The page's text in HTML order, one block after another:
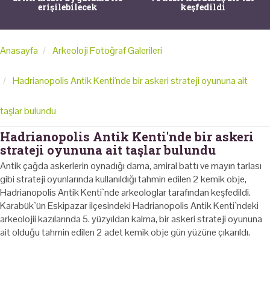
erişilebilecek keşfedildi
Anasayfa Arkeoloji Fotoğraf Galerileri
Hadrianopolis Antik Kenti'nde bir askeri strateji oyununa ait
taşlar bulundu
Hadrianopolis Antik Kenti'nde bir askeri
strateji oyununa ait taşlar bulundu
Antik çağda askerlerin oynadığı dama, amiral battı ve mayın tarlası
gibi strateji oyunlarında kullanıldığı tahmin edilen 2 kemik obje,
Hadrianopolis Antik Kenti`nde arkeologlar tarafından keşfedildi.
Karabük`ün Eskipazar ilçesindeki Hadrianopolis Antik Kenti`ndeki
arkeolojii kazılarında 5. yüzyıldan kalma, bir askeri strateji oyununa
ait olduğu tahmin edilen 2 adet kemik obje gün yüzüne çıkarıldı.